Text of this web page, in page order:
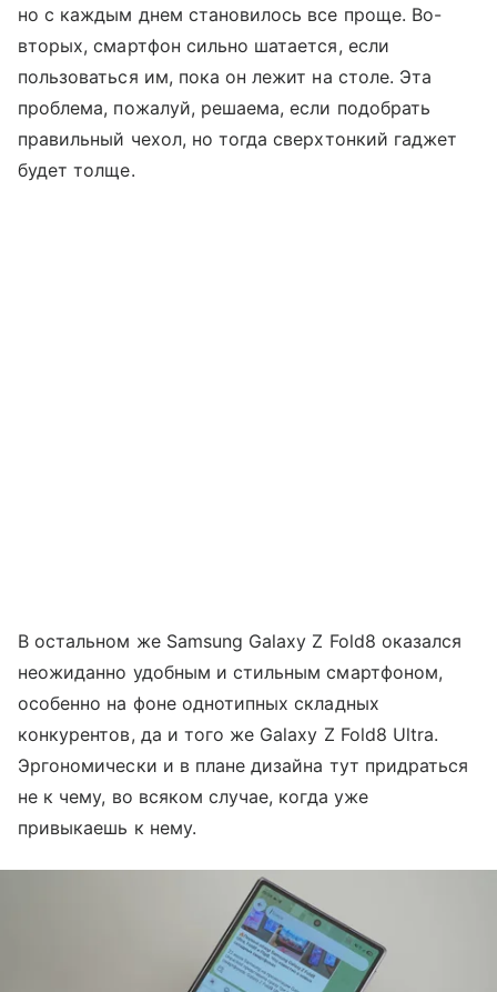
но с каждым днем становилось все проще. Во-
вторых, смартфон сильно шатается, если
пользоваться им, пока он лежит на столе. Эта
проблема, пожалуй, решаема, если подобрать
правильный чехол, но тогда сверхтонкий гаджет
будет толще.
В остальном же Samsung Galaxy Z Fold8 оказался
неожиданно удобным и стильным смартфоном,
особенно на фоне однотипных складных
конкурентов, да и того же Galaxy Z Fold8 Ultra.
Эргономически и в плане дизайна тут придраться
не к чему, во всяком случае, когда уже
привыкаешь к нему.